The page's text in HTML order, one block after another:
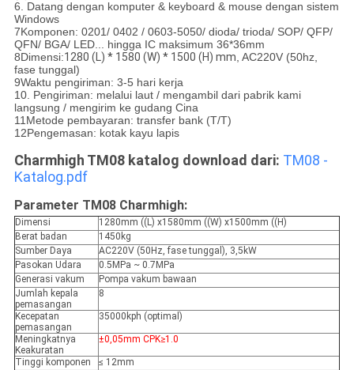
6. Datang dengan komputer & keyboard & mouse dengan sistem
Windows
7Komponen: 0201/ 0402 / 0603-5050/ dioda/ trioda/ SOP/ QFP/
QFN/ BGA/ LED... hingga IC maksimum 36*36mm
8Dimensi:1280 (L) * 1580 (W) * 1500 (H) mm, AC220V (50hz,
fase tunggal)
9Waktu pengiriman: 3-5 hari kerja
10. Pengiriman: melalui laut / mengambil dari pabrik kami
langsung / mengirim ke gudang Cina
11Metode pembayaran: transfer bank (T/T)
12Pengemasan: kotak kayu lapis
Charmhigh TM08 katalog download dari: TM08 -
Katalog.pdf
Parameter TM08 Charmhigh:
Dimensi
1280mm ((L) x1580mm ((W) x1500mm ((H)
Berat badan
1450kg
Sumber Daya
AC220V (50Hz, fase tunggal), 3,5kW
Pasokan Udara
0.5MPa ~ 0.7MPa
Generasi vakum
Pompa vakum bawaan
Jumlah kepala
pemasangan
8
Kecepatan
pemasangan
35000kph (optimal)
Meningkatnya
Keakuratan
±0,05mm CPK≥1.0
Tinggi komponen
≤ 12mm